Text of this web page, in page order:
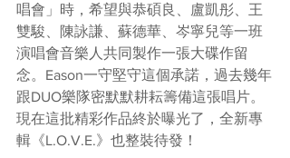
唱會」時，希望與恭碩良、盧凱彤、王
雙駿、陳詠謙、蘇德華、岑寧兒等一班
演唱會音樂人共同製作一張大碟作留
念。Eason一守堅守這個承諾，過去幾年
跟DUO樂隊密默默耕耘籌備這張唱片。
現在這批精彩作品終於曝光了，全新專
輯《L.O.V.E.》也整裝待發！